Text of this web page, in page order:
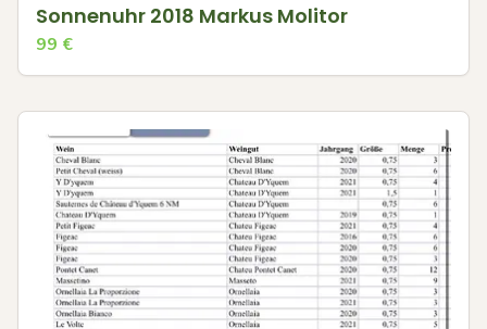
Sonnenuhr 2018 Markus Molitor
99 €